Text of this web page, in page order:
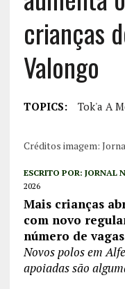
crianças
Valongo
TOPICS: Tok'a A
Créditos imagem:
ESCRITO POR: JORNAL
2026
Mais crianças
com novo
número de vagas
Novos polos em
apoiadas são